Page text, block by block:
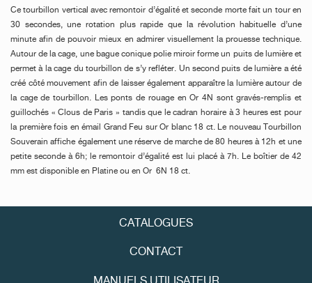
Ce tourbillon vertical avec remontoir d’égalité et seconde morte fait un tour en
30 secondes, une rotation plus rapide que la révolution habituelle d’une
minute afin de pouvoir mieux en admirer visuellement la prouesse technique.
Autour de la cage, une bague conique polie miroir forme un puits de lumière et
permet à la cage du tourbillon de s’y refléter. Un second puits de lumière a été
créé côté mouvement afin de laisser également apparaître la lumière autour de
la cage de tourbillon. Les ponts de rouage en Or 4N sont gravés-remplis et
guillochés « Clous de Paris » tandis que le cadran horaire à 3 heures est pour
la première fois en émail Grand Feu sur Or blanc 18 ct. Le nouveau Tourbillon
Souverain affiche également une réserve de marche de 80 heures à 12h et une
petite seconde à 6h; le remontoir d’égalité est lui placé à 7h. Le boîtier de 42
mm est disponible en Platine ou en Or 6N 18 ct.
CATALOGUES
CONTACT
FAUX
FAUX